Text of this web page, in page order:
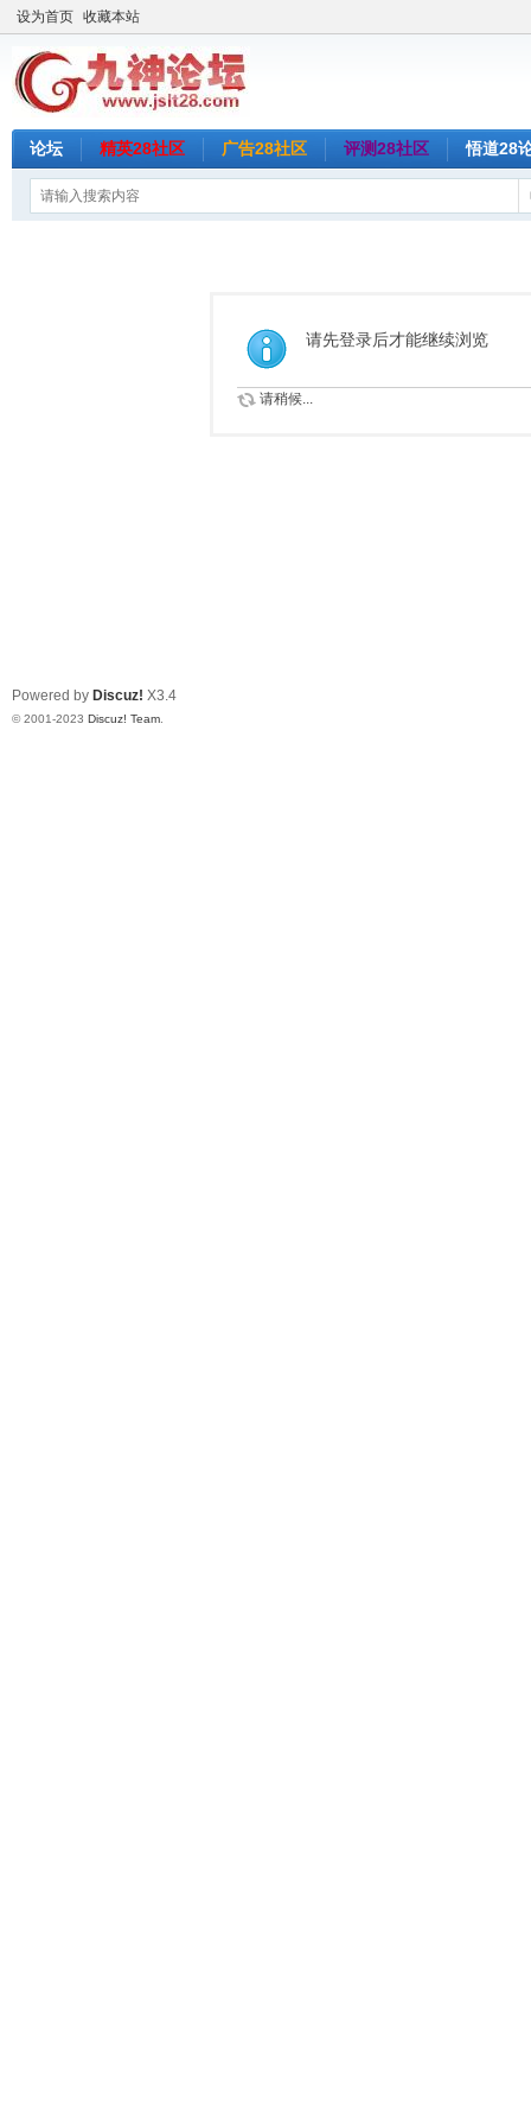
设为首页 收藏本站
论坛 精英28社区 广告28社区 评测28社区 悟道28
请先登录后才能继续浏览
请稍候...
Powered by Discuz! X3.4
© 2001-2023 Discuz! Team